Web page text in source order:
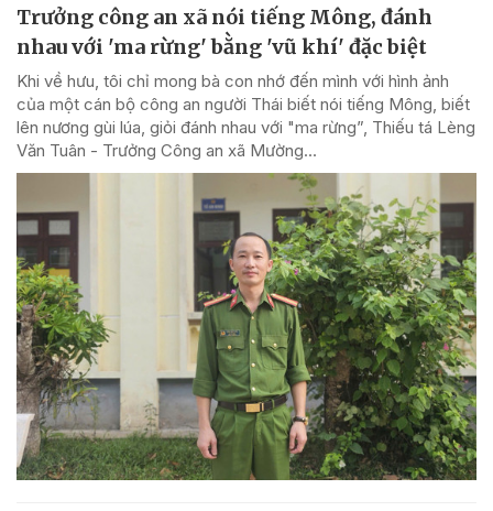
Trưởng công an xã nói tiếng Mông, đánh
nhau với 'ma rừng' bằng 'vũ khí' đặc biệt
Khi về hưu, tôi chỉ mong bà con nhớ đến mình với hình ảnh
của một cán bộ công an người Thái biết nói tiếng Mông, biết
lên nương gùi lúa, giỏi đánh nhau với "ma rừng”, Thiếu tá Lèng
Văn Tuân - Trưởng Công an xã Mường...